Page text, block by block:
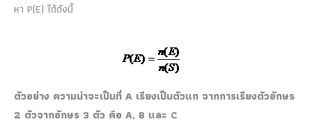
หา P(E) ได้ดังนี้
ตัวอย่าง ความน่าจะเป็นที่ A เรียงเป็นตัวแก จากการเรียงตัวอักษร
2 ตัวจากอักษร 3 ตัว คือ A, B และ C